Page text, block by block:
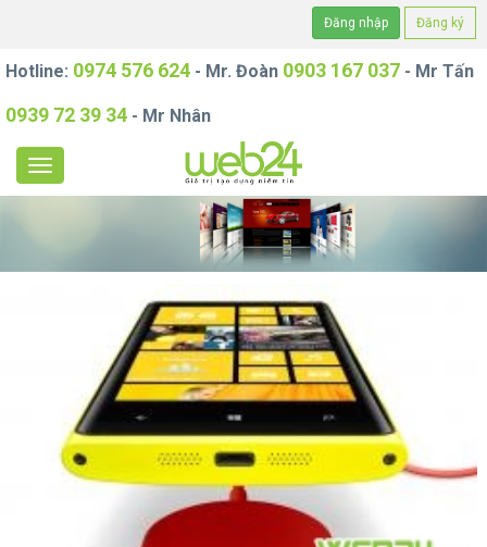
Đăng nhập Đăng ký
Hotline: 0974 576 624 - Mr. Đoàn 0903 167 037 - Mr Tấn
0939 72 39 34 - Mr Nhân